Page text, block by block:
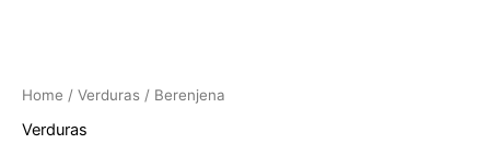
Home / Verduras / Berenjena
Verduras